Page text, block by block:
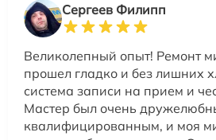
Сергеев Филипп
Великолепный опыт! Ремонт
прошел гладко и без лишних
система записи на прием и
Мастер был очень
квалифицированным, и моя